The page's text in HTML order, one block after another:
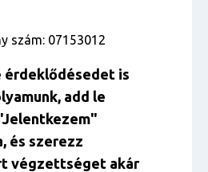
szám: 07153012
érdeklődésedet is
add le
és szerezz
végzettséget akár